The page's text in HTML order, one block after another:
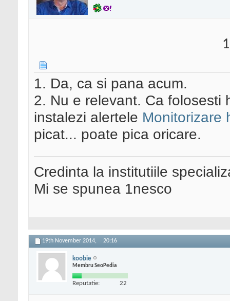
1. Da, ca si pana acum.
2. Nu e relevant. Ca folosesti
instalezi alertele Monitorizare
picat... poate pica oricare.
Credinta la institutiile
Mi se spunea 1nesco
19th November 2014, 20:16
koobie
Membru SeoPedia
Reputatie: 22